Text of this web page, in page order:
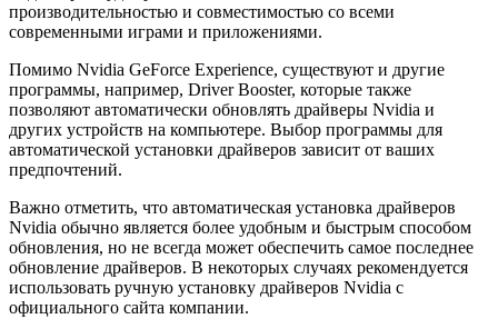
производительностью и совместимостью со всеми
современными играми и приложениями.
Помимо Nvidia GeForce Experience, существуют и другие
программы, например, Driver Booster, которые также
позволяют автоматически обновлять драйверы Nvidia и
других устройств на компьютере. Выбор программы для
автоматической установки драйверов зависит от ваших
предпочтений.
Важно отметить, что автоматическая установка драйверов
Nvidia обычно является более удобным и быстрым способом
обновления, но не всегда может обеспечить самое последнее
обновление драйверов. В некоторых случаях рекомендуется
использовать ручную установку драйверов Nvidia с
официального сайта компании.